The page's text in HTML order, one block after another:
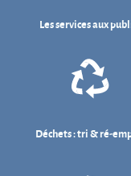
Déchets : tri & ré-
l'Echo de